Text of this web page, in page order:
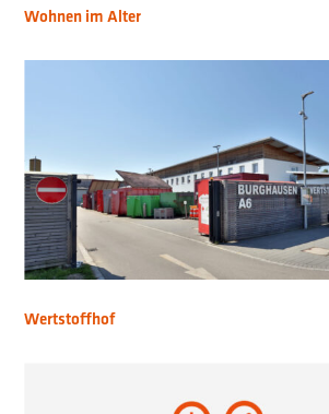
Wohnen im Alter
Wertstoffhof